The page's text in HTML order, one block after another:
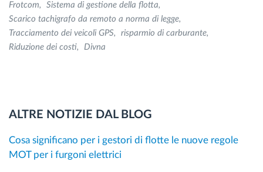
Frotcom
Sistema di gestione della flotta
Scarico tachigrafo da remoto a norma di legge
Tracciamento dei veicoli GPS
risparmio di carburante
Riduzione dei costi
Divna
ALTRE NOTIZIE DAL BLOG
Cosa significano per i gestori di flotte le nuove regole
MOT per i furgoni elettrici